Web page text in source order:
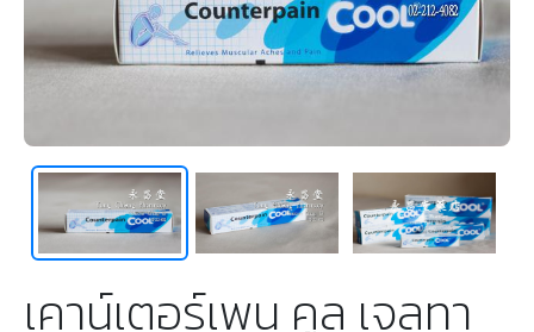
เคาน์เตอร์เพน คูล เจลทา